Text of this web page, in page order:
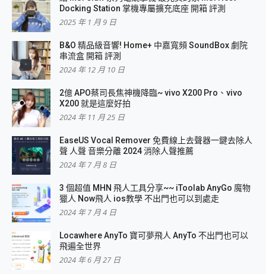
Docking Station 掌機專屬擴充底座 開箱 評測
2025 年 1 月 9 日
B&O 精品級音響! Home+ 中嘉寬頻 SoundBox 劇院
串流盒 開箱 評測
2024 年 12 月 10 日
2億 APO蔡司長焦神機降臨~ vivo X200 Pro、vivo
X200 就是這麼好拍
2024 年 11 月 25 日
EaseUS Vocal Remover 免費線上去聲器一鍵去除人
聲 人聲 音樂分離 2024 消除人聲推薦
2024 年 7 月 8 日
3 個超值 MHN 飛人工具分享~~ iToolab AnyGo 魔物
獵人 Now飛人 ios教學 不出門也可以到處走
2024 年 7 月 4 日
Locawhere AnyTo 寶可夢飛人 AnyTo 不出門也可以
飛遍全世界
2024 年 6 月 27 日